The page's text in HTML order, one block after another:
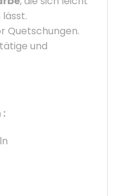
Quetschungen.
und